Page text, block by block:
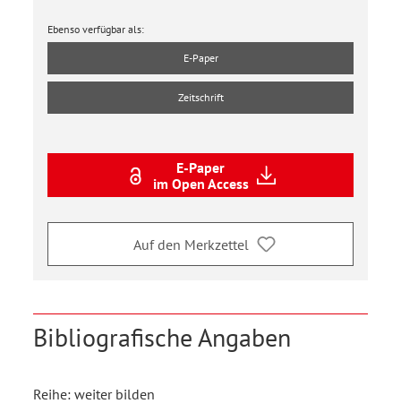
Ebenso verfügbar als:
E-Paper
Zeitschrift
E-Paper
im Open Access
Auf den Merkzettel
Bibliografische Angaben
Reihe: weiter bilden